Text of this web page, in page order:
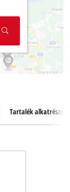
Tartalék alkatrészek